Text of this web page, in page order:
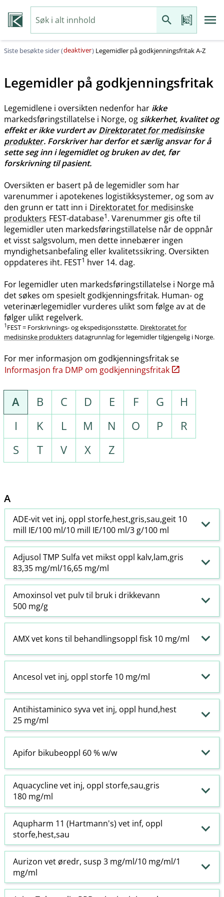
Siste besøkte sider (deaktiver) Legemidler på godkjenningsfritak A-Z
Legemidler på godkjenningsfritak
Legemidlene i oversikten nedenfor har ikke
markedsføringstillatelse i Norge, og sikkerhet, kvalitet og
effekt er ikke vurdert avDirektoratet for medisinske
produkter. Forskriver har derfor et særlig ansvar for å
sette seg inn i legemidlet og bruken av det, før
forskrivning til pasient.
Oversikten er basert på de legemidler som har
varenummer i apotekenes logistikksystemer, og som av
den grunn er tatt inn i Direktoratet for medisinske
produkters FEST-database1. Varenummer gis ofte til
legemidler uten markedsføringstillatelse når de oppnår
et visst salgsvolum, men dette innebærer ingen
myndighetsanbefaling eller kvalitetssikring. Oversikten
oppdateres iht. FEST1 hver 14. dag.
For legemidler uten markedsføringstillatelse i Norge må
det søkes om spesielt godkjenningsfritak. Human- og
veterinærlegemidler vurderes ulikt som følge av at de
følger ulikt regelverk.
1 FEST = Forskrivnings- og ekspedisjonsstøtte. Direktoratet for
medisinske produkters datagrunnlag for legemidler tilgjengelig i Norge.
For mer informasjon om godkjenningsfritak se
Informasjon fra DMP om godkjenningsfritak
A B C D E F G
H
I
K L M N O P
R
S
T V X Z
A
ADE-vit vet inj, oppl storfe,hest,gris,sau,geit 10
mill IE/100 ml/10 mill IE/100 ml/3 g/100 ml
Adjusol TMP Sulfa vet mikst oppl kalv,lam,gris
83,35 mg/ml/16,65 mg/ml
Amoxinsol vet pulv til bruk i drikkevann
500 mg/g
AMX vet kons til behandlingsoppl fisk 10 mg/ml
Ancesol vet inj, oppl storfe 10 mg/ml
Antihistaminico syva vet inj, oppl hund,hest
25 mg/ml
Apifor bikubeoppl 60 % w​/​w
Aquacycline vet inj, oppl storfe,sau,gris
180 mg/ml
Aqupharm 11 (Hartmann's) vet inf, oppl
storfe,hest,sau
Aurizon vet øredr, susp 3 mg/ml/10 mg/ml/1
mg/ml